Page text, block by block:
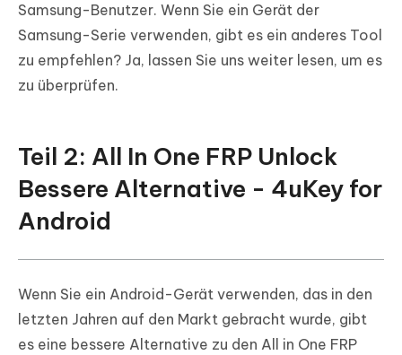
Samsung-Benutzer. Wenn Sie ein Gerät der
Samsung-Serie verwenden, gibt es ein anderes Tool
zu empfehlen? Ja, lassen Sie uns weiter lesen, um es
zu überprüfen.
Teil 2: All In One FRP Unlock
Bessere Alternative - 4uKey for
Android
Wenn Sie ein Android-Gerät verwenden, das in den
letzten Jahren auf den Markt gebracht wurde, gibt
es eine bessere Alternative zu den All in One FRP